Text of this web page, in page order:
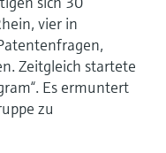
vier in
Zeitgleich startete
Es ermuntert
zu